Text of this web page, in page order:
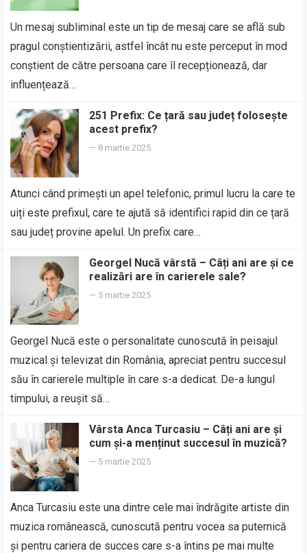
Un mesaj subliminal este un tip de mesaj care se află sub
pragul conștientizării, astfel încât nu este perceput în mod
conștient de către persoana care îl recepționează, dar
influențează…
251 Prefix: Ce țară sau județ folosește
acest prefix?
— 8 martie 2025
Atunci când primești un apel telefonic, primul lucru la care te
uiți este prefixul, care te ajută să identifici rapid din ce țară
sau județ provine apelul. Un prefix care…
Georgel Nucă vârstă – Câți ani are și ce
realizări are în carierele sale?
— 5 martie 2025
Georgel Nucă este o personalitate cunoscută în peisajul
muzical și televizat din România, apreciat pentru succesul
său în carierele multiple în care s-a dedicat. De-a lungul
timpului, a reușit să…
Vârsta Anca Turcasiu – Câți ani are și
cum și-a menținut succesul în muzică?
— 5 martie 2025
Anca Turcasiu este una dintre cele mai îndrăgite artiste din
muzica românească, cunoscută pentru vocea sa puternică
și pentru cariera de succes care s-a întins pe mai multe